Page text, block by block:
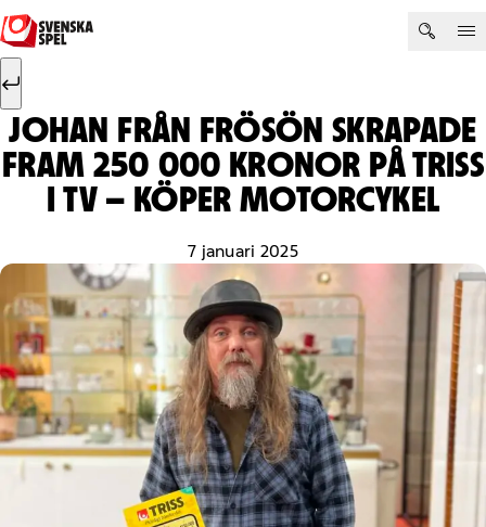
Hoppa till innehåll
Sök efter:
JOHAN FRÅN FRÖSÖN SKRAPADE
FRAM 250 000 KRONOR PÅ TRISS
I TV – KÖPER MOTORCYKEL
7 januari 2025